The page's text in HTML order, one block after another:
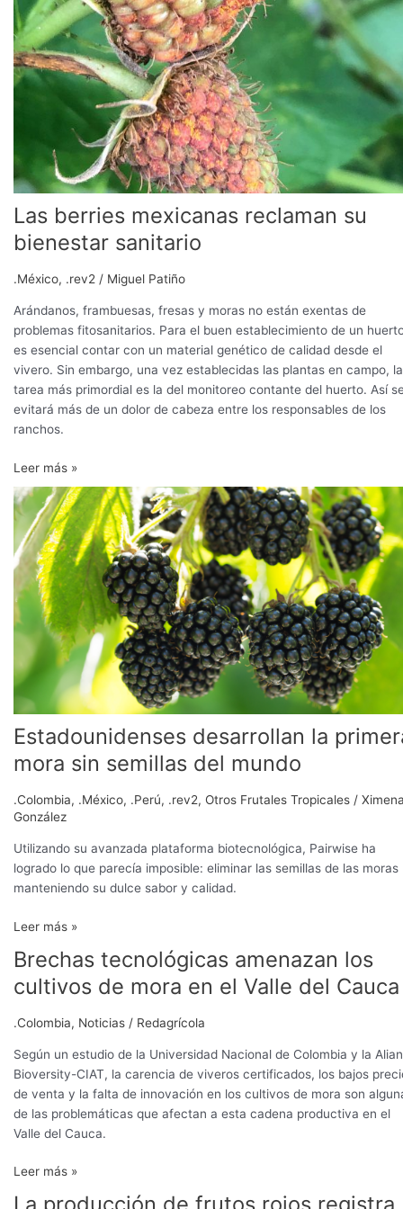
Las berries mexicanas reclaman su
bienestar sanitario
.México, .rev2 / Miguel Patiño
Arándanos, frambuesas, fresas y moras no están exentas de
problemas fitosanitarios. Para el buen establecimiento de un
es esencial contar con un material genético de calidad desde el
vivero. Sin embargo, una vez establecidas las plantas en campo, la
tarea más primordial es la del monitoreo contante del huerto. Así
evitará más de un dolor de cabeza entre los responsables de los
ranchos.
Leer más »
Estadounidenses desarrollan la
mora sin semillas del mundo
.Colombia, .México, .Perú, .rev2, Otros Frutales Tropicales /
González
Utilizando su avanzada plataforma biotecnológica, Pairwise ha
logrado lo que parecía imposible: eliminar las semillas de las moras
manteniendo su dulce sabor y calidad.
Estadounidenses
desarrollan
la
primera
mora
sin
semillas
del
mundo
Leer más »
Brechas tecnológicas amenazan los
cultivos de mora en el Valle del Cauca
.Colombia, Noticias / Redagrícola
Según un estudio de la Universidad Nacional de Colombia y la
Bioversity-CIAT, la carencia de viveros certificados, los bajos
de venta y la falta de innovación en los cultivos de mora son
de las problemáticas que afectan a esta cadena productiva en el
Valle del Cauca.
Brechas
tecnológicas
amenazan
de
mora
en
el
Valle
Cauca
Leer más »
La